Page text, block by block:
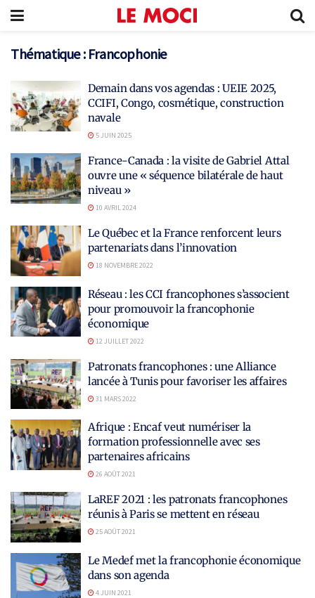
Thématique : Francophonie
Demain dans vos agendas : UEIE 2025,
CCIFI, Congo, cosmétique, construction
navale
5 JUIN 2025
France-Canada : la visite de Gabriel Attal
ouvre une « séquence bilatérale de haut
niveau »
10 AVRIL 2024
Le Québec et la France renforcent leurs
partenariats dans l’innovation
18 NOVEMBRE 2022
Réseau : les CCI francophones s’associent
pour promouvoir la francophonie
économique
12 JUILLET 2022
Patronats francophones : une Alliance
lancée à Tunis pour favoriser les affaires
31 MARS 2022
Afrique : Encaf veut numériser la
formation professionnelle avec ses
partenaires africains
26 AOÛT 2021
LaREF 2021 : les patronats francophones
réunis à Paris se mettent en réseau
25 AOÛT 2021
Le Medef met la francophonie économique
dans son agenda
4 JUIN 2021